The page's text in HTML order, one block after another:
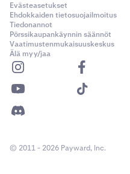
Evästeasetukset
Ehdokkaiden tietosuojailmoitus
Tiedonannot
Pörssikaupankäynnin säännöt
Vaatimustenmukaisuuskeskus
Älä myy/jaa
© 2011 - 2026 Payward, Inc.